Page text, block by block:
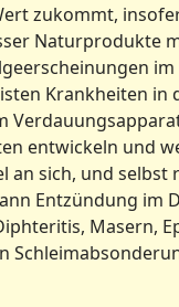
zukommt,
Naturprodukte
Krankheiten in
entwickeln und
an sich, und selbst
Entzündung im
Masern,